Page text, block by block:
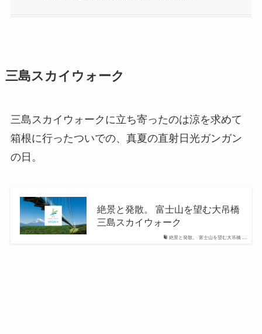
三島スカイウォーク
三島スカイウォークに立ち寄ったのは涼を求めて
箱根に行ったついでの、真夏の直射日光ガンガン
の日。
絶景と発散。 富士山を望む大吊橋 …
絶景と発散。 富士山を望む大吊橋
三島スカイウォーク